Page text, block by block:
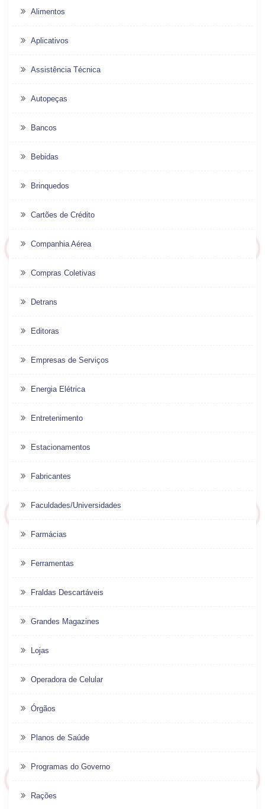
Alimentos
Aplicativos
Assistência Técnica
Autopeças
Bancos
Bebidas
Brinquedos
Cartões de Crédito
Companhia Aérea
Compras Coletivas
Detrans
Editoras
Empresas de Serviços
Energia Elétrica
Entretenimento
Estacionamentos
Fabricantes
Faculdades/Universidades
Farmácias
Ferramentas
Fraldas Descartáveis
Grandes Magazines
Lojas
Operadora de Celular
Órgãos
Planos de Saúde
Programas do Governo
Rações